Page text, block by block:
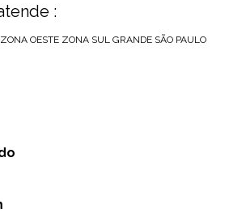
:
ZONA OESTE ZONA SUL GRANDE SÃO PAULO